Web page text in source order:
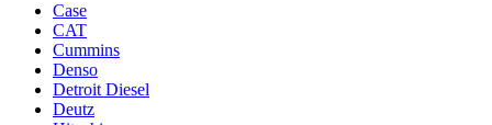
Case
CAT
Cummins
Denso
Detroit Diesel
Deutz